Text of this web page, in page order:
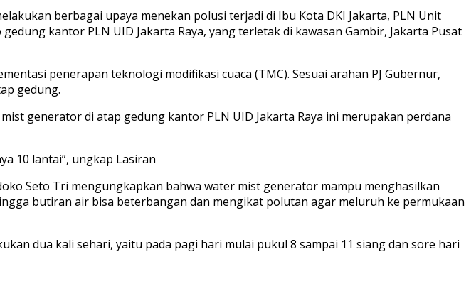
berbagai upaya menekan polusi terjadi di Ibu Kota DKI Jakarta, PLN Unit
kantor PLN UID Jakarta Raya, yang terletak di kawasan Gambir, Jakarta Pusat
penerapan teknologi modifikasi cuaca (TMC). Sesuai arahan PJ Gubernur,
gedung.
generator di atap gedung kantor PLN UID Jakarta Raya ini merupakan perdana
10 lantai”, ungkap Lasiran
Seto Tri mengungkapkan bahwa water mist generator mampu menghasilkan
butiran air bisa beterbangan dan mengikat polutan agar meluruh ke permukaan
dua kali sehari, yaitu pada pagi hari mulai pukul 8 sampai 11 siang dan sore hari